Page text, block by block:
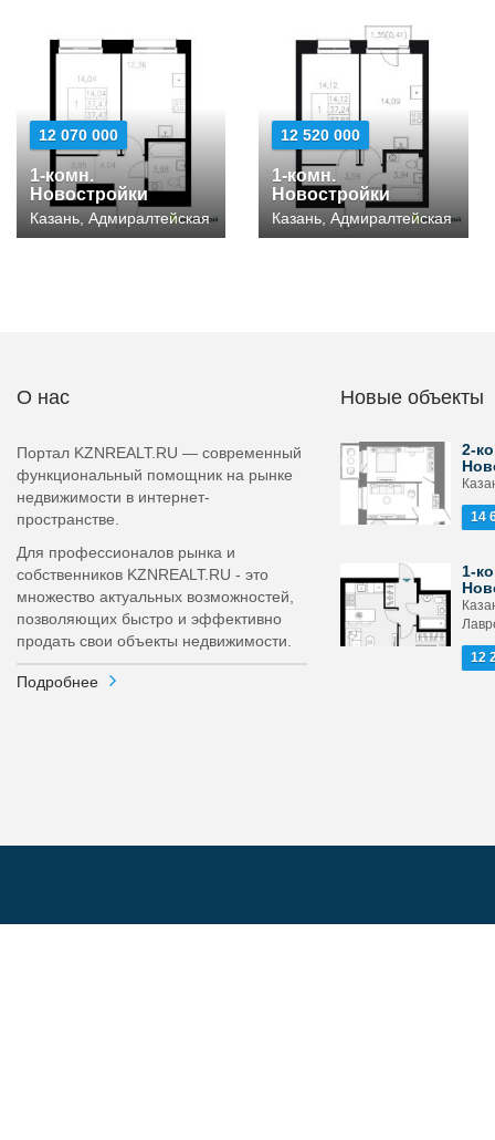
12 070 000
1-комн.
Новостройки
Казань, Адмиралтейская
12 520 000
1-комн.
Новостройки
Казань, Адмиралтейская
О нас
Портал KZNREALT.RU — современный
функциональный помощник на рынке
недвижимости в интернет-
пространстве.
Для профессионалов рынка и
собственников KZNREALT.RU - это
множество актуальных возможностей,
позволяющих быстро и эффективно
продать свои объекты недвижимости.
Подробнее
Новые объекты
2-
14
1-
12